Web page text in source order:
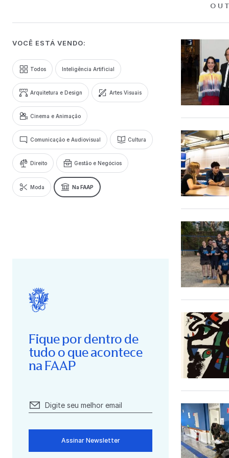
VOCÊ ESTÁ VENDO:
Todos Inteligência Artificial
Arquitetura e Design Artes Visuais
Cinema e Animação
Comunicação e Audiovisual Cultura
Direito Gestão e Negócios
Moda Na FAAP
Fique por dentro de
tudo o que acontece
na FAAP
Assinar Newsletter